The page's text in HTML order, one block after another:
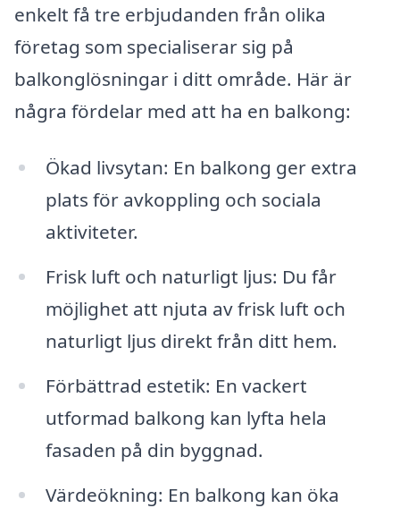
enkelt få tre erbjudanden från olika
företag som specialiserar sig på
balkonglösningar i ditt område. Här är
några fördelar med att ha en balkong:
Ökad livsytan: En balkong ger extra
plats för avkoppling och sociala
aktiviteter.
Frisk luft och naturligt ljus: Du får
möjlighet att njuta av frisk luft och
naturligt ljus direkt från ditt hem.
Förbättrad estetik: En vackert
utformad balkong kan lyfta hela
fasaden på din byggnad.
Värdeökning: En balkong kan öka